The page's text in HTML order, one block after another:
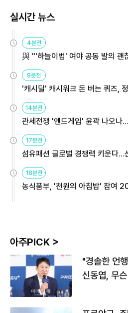
실시간 뉴스
4분전
與 "'하늘이법' 여야 공동 발의 괜
9분전
'캐시딜' 캐시워크 돈 버는 퀴즈,
14분전
관세전쟁 '엔드게임' 윤곽 나오나
용해야
17분전
섬유패션 글로벌 경쟁력 키운다
원
18분전
농식품부, '천원의 아침밥' 참여
아주PICK >
"경솔한 언
신동엽, 무